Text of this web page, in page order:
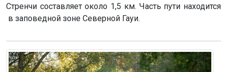
Стренчи составляет около 1,5 км. Часть пути находится
в заповедной зоне Северной Гауи.